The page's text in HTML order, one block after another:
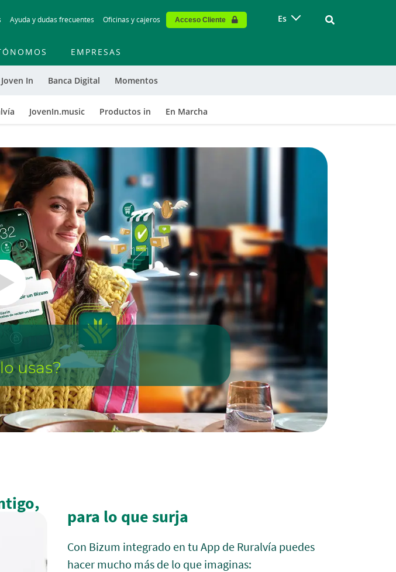
to
contentt
Ayuda y dudas frecuentes Oficinas y cajeros Acceso Cliente Es Vinculo -
Joven In
JovenIn.music Productos in En Marcha
Banca Digital Momentos
EMPRESAS
usas?
para lo que surja
Con Bizum integrado en tu App de Ruralvía puedes
hacer mucho más de lo que imaginas: